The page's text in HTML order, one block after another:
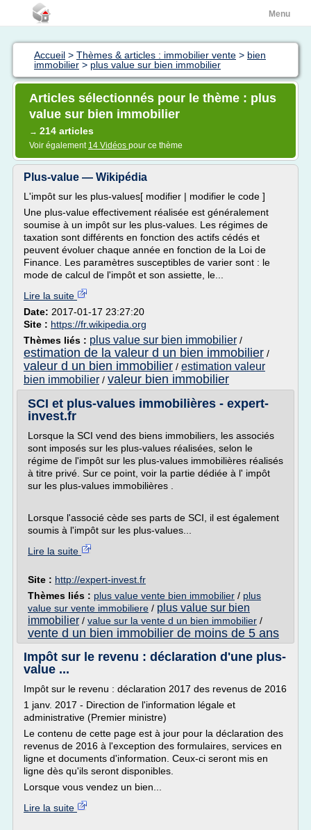
Menu
Accueil > Thèmes & articles : immobilier vente > bien
immobilier > plus value sur bien immobilier
Articles sélectionnés pour le thème : plus
value sur bien immobilier
→ 214 articles
Voir également 14 Vidéos pour ce thème
Plus-value — Wikipédia
L'impôt sur les plus-values[ modifier | modifier le code ]
Une plus-value effectivement réalisée est généralement
soumise à un impôt sur les plus-values. Les régimes de
taxation sont différents en fonction des actifs cédés et
peuvent évoluer chaque année en fonction de la Loi de
Finance. Les paramètres susceptibles de varier sont : le
mode de calcul de l'impôt et son assiette, le...
Lire la suite
Date: 2017-01-17 23:27:20
Site : https://fr.wikipedia.org
Thèmes liés : plus value sur bien immobilier /
estimation de la valeur d un bien immobilier /
valeur d un bien immobilier / estimation valeur
bien immobilier / valeur bien immobilier
SCI et plus-values immobilières - expert-
invest.fr
Lorsque la SCI vend des biens immobiliers, les associés
sont imposés sur les plus-values réalisées, selon le
régime de l'impôt sur les plus-values immobilières réalisés
à titre privé. Sur ce point, voir la partie dédiée à l' impôt
sur les plus-values immobilières .
Lorsque l'associé cède ses parts de SCI, il est également
soumis à l'impôt sur les plus-values...
Lire la suite
Site : http://expert-invest.fr
Thèmes liés : plus value vente bien immobilier / plus
value sur vente immobiliere / plus value sur bien
immobilier / value sur la vente d un bien immobilier /
vente d un bien immobilier de moins de 5 ans
Impôt sur le revenu : déclaration d'une plus-
value ...
Impôt sur le revenu : déclaration 2017 des revenus de 2016
1 janv. 2017 - Direction de l'information légale et
administrative (Premier ministre)
Le contenu de cette page est à jour pour la déclaration des
revenus de 2016 à l'exception des formulaires, services en
ligne et documents d'information. Ceux-ci seront mis en
ligne dès qu'ils seront disponibles.
Lorsque vous vendez un bien...
Lire la suite